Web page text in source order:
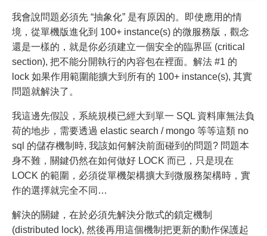
我會說問題必須先 “抽象化” 是有原因的。即使應用的情
境，從單機版進化到 100+ instance(s) 的微服務版，觀念
還是一樣的，就是你必須建立一個安全的臨界區 (critical
section), 把不能分開執行的內容包在裡面。解法 #1 的
lock 如果作用範圍能擴大到所有的 100+ instance(s), 其實
問題就解決了。
我這邊先假設，系統規模已經大到單一 SQL 資料庫無法負
荷的地步，需要透過 elastic search / mongo 等等這類 no
sql 的儲存機制時, 我該如何解決前面碰到的問題? 問題本
身不難，關鍵仍然在如何做好 LOCK 而已，只是現在
LOCK 的範圍，必須從單機架構擴大到微服務架構時，實
作的選擇就完全不同…
解決的關鍵，在於必須先解決分散式的鎖定機制
(distributed lock), 然後再用這個機制把更新的動作保護起